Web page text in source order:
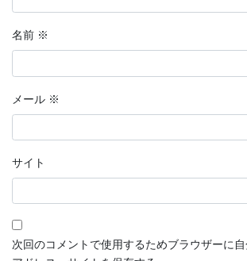
名前 ※
メール ※
サイト
次回のコメントで使用するためブラウザーに